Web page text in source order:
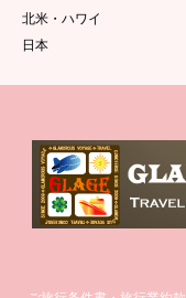
北米・ハワイ
日本